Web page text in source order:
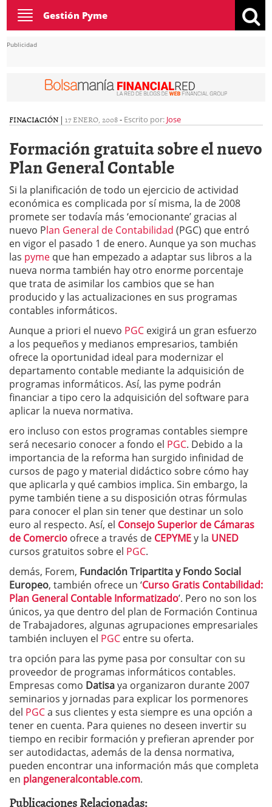
Toggle
navigation
Gestión Pyme
Publicidad
FINACIACIÓN | 17 ENERO, 2008- Escrito por: Jose
Formación gratuita sobre el nuevo
Plan General Contable
Si la planificación de todo un ejercicio de actividad
económica es complicada por sí misma, la de 2008
promete ser todavía más ‘emocionante’ gracias al
nuevo Plan General de Contabilidad (PGC) que entró
en vigor el pasado 1 de enero. Aunque ya son muchas
las pyme que han empezado a adaptar sus libros a la
nueva norma también hay otro enorme porcentaje
que trata de asimilar los cambios que se han
producido y las actualizaciones en sus programas
contables informáticos.
Aunque a priori el nuevo PGC exigirá un gran esfuerzo
a los pequeños y medianos empresarios, también
ofrece la oportunidad ideal para modernizar el
departamento contable mediante la adquisición de
programas informáticos. Así, las pyme podrán
financiar a tipo cero la adquisición del software para
aplicar la nueva normativa.
ero incluso con estos programas contables siempre
será necesario conocer a fondo el PGC. Debido a la
importancia de la reforma han surgido infinidad de
cursos de pago y material didáctico sobre cómo hay
que aplicarla y qué cambios implica. Sin embargo, la
pyme también tiene a su disposición otras fórmulas
para conocer el plan sin tener que destinar un solo
euro al respecto. Así, el Consejo Superior de Cámaras
de Comercio ofrece a través de CEPYMEy la UNED
cursos gratuitos sobre el PGC.
demás, Forem, Fundación Tripartita y Fondo Social
Europeo, también ofrece un ‘Curso Gratis Contabilidad:
Plan General Contable Informatizado’. Pero no son los
únicos, ya que dentro del plan de Formación Continua
de Trabajadores, algunas agrupaciones empresariales
también incluyen el PGC entre su oferta.
tra opción para las pyme pasa por consultar con su
proveedor de programas informáticos contables.
Empresas como Datisaya organizaron durante 2007
seminarios y jornadas para explicar los pormenores
del PGCa sus clientes y esta siempre es una opción a
tener en cuenta. Para quienes no deseen invertir su
tiempo en recibir formación y prefieran aprender por
ser autodidactas, además de la densa normativa,
pueden encontrar una información más que completa
en plangeneralcontable.com.
Publicaciones Relacionadas: